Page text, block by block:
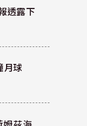
透露下
月球